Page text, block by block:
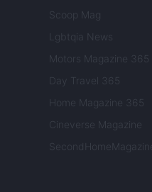
Scoop Mag
Lgbtqia News
Motors Magazine 365
Day Travel 365
Home Magazine 365
Cineverse Magazine
SecondHomeMagazine